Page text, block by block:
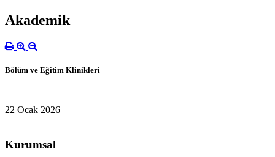
Akademik
Bölüm ve Eğitim Klinikleri
22 Ocak 2026
Kurumsal